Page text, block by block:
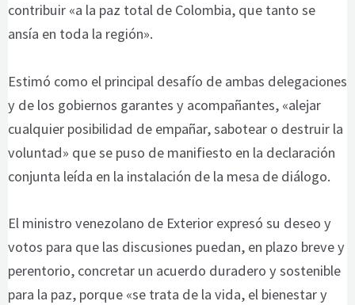
contribuir «a la paz total de Colombia, que tanto se
ansía en toda la región».
Estimó como el principal desafío de ambas delegaciones
y de los gobiernos garantes y acompañantes, «alejar
cualquier posibilidad de empañar, sabotear o destruir la
voluntad» que se puso de manifiesto en la declaración
conjunta leída en la instalación de la mesa de diálogo.
El ministro venezolano de Exterior expresó su deseo y
votos para que las discusiones puedan, en plazo breve y
perentorio, concretar un acuerdo duradero y sostenible
para la paz, porque «se trata de la vida, el bienestar y